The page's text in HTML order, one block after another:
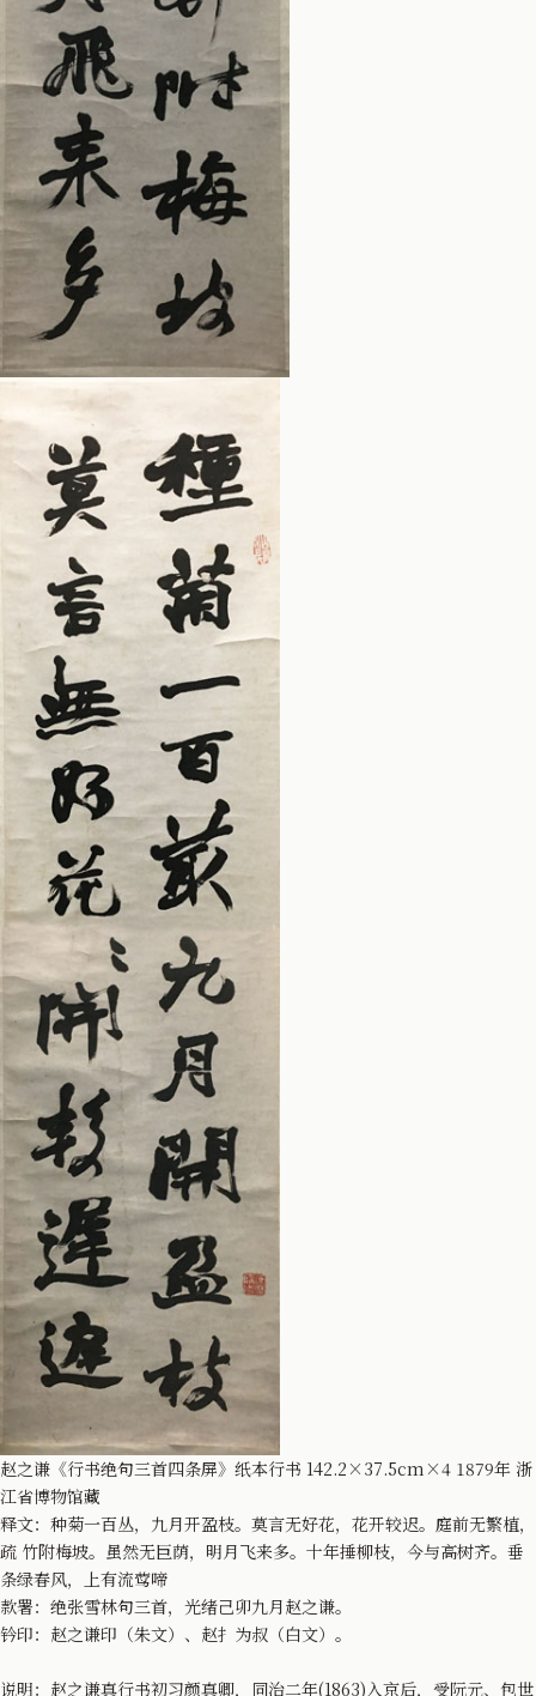
赵之谦《行书绝句三首四条屏》纸本行书 142.2×37.5cm×4 1879年 浙
江省博物馆藏
释文：种菊一百丛，九月开盈枝。莫言无好花，花开较迟。庭前无繁植，
疏 竹附梅坡。虽然无巨荫，明月飞来多。十年捶柳枝，今与高树齐。垂
条绿春风，上有流莺啼
款署：绝张雪林句三首，光绪己卯九月赵之谦。
钤印：赵之谦印（朱文）、赵扌为叔（白文）。
说明：赵之谦真行书初习颜真卿，同治二年(1863)入京后，受阮元、包世